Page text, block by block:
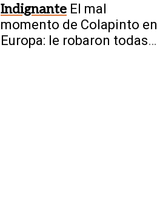
Indignante El mal
momento de Colapinto en
Europa: le robaron todas